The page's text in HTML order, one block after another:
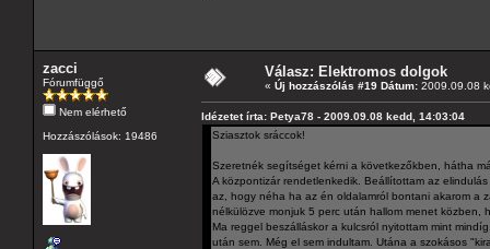
zacci
Fórumfüggő
Nem elérhető
Hozzászólások: 19486
Válasz: Elektromos dolgok
« Új hozzászólás #19 Dátum: 2009.09.08
Idézetet írta: Petya78 - 2009.09.08 kedd, 14:03:04
Sziasztok sráccok!
Szeretnék segítséget kérni a következőkben, hátha
A központizár rendetlenkedik. Beállítottam az
az, hogy néha ha az én oldalamról bontani akarom a
nélkülözve monjuk 5 perc után hallom menet közben,
Ma reggel beszálláskor a kulcsról nyitottam mint
után sem. Még el sem indultam. Utána a szokásos